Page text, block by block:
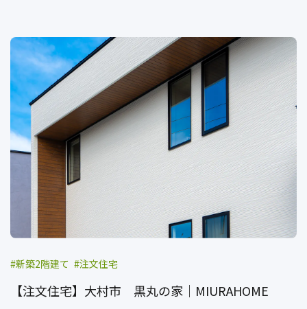
新築2階建て 注文住宅
【注文住宅】大村市 黒丸の家｜MIURAHOME